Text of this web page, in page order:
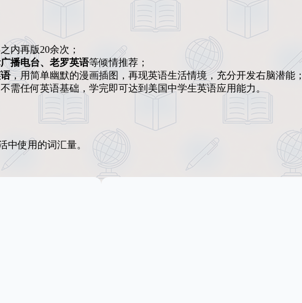
内再版20余次；
播电台、老罗英语等倾情推荐；
，用简单幽默的漫画插图，再现英语生活情境，充分开发右脑潜能；
需任何英语基础，学完即可达到美国中学生英语应用能力。
中使用的词汇量。